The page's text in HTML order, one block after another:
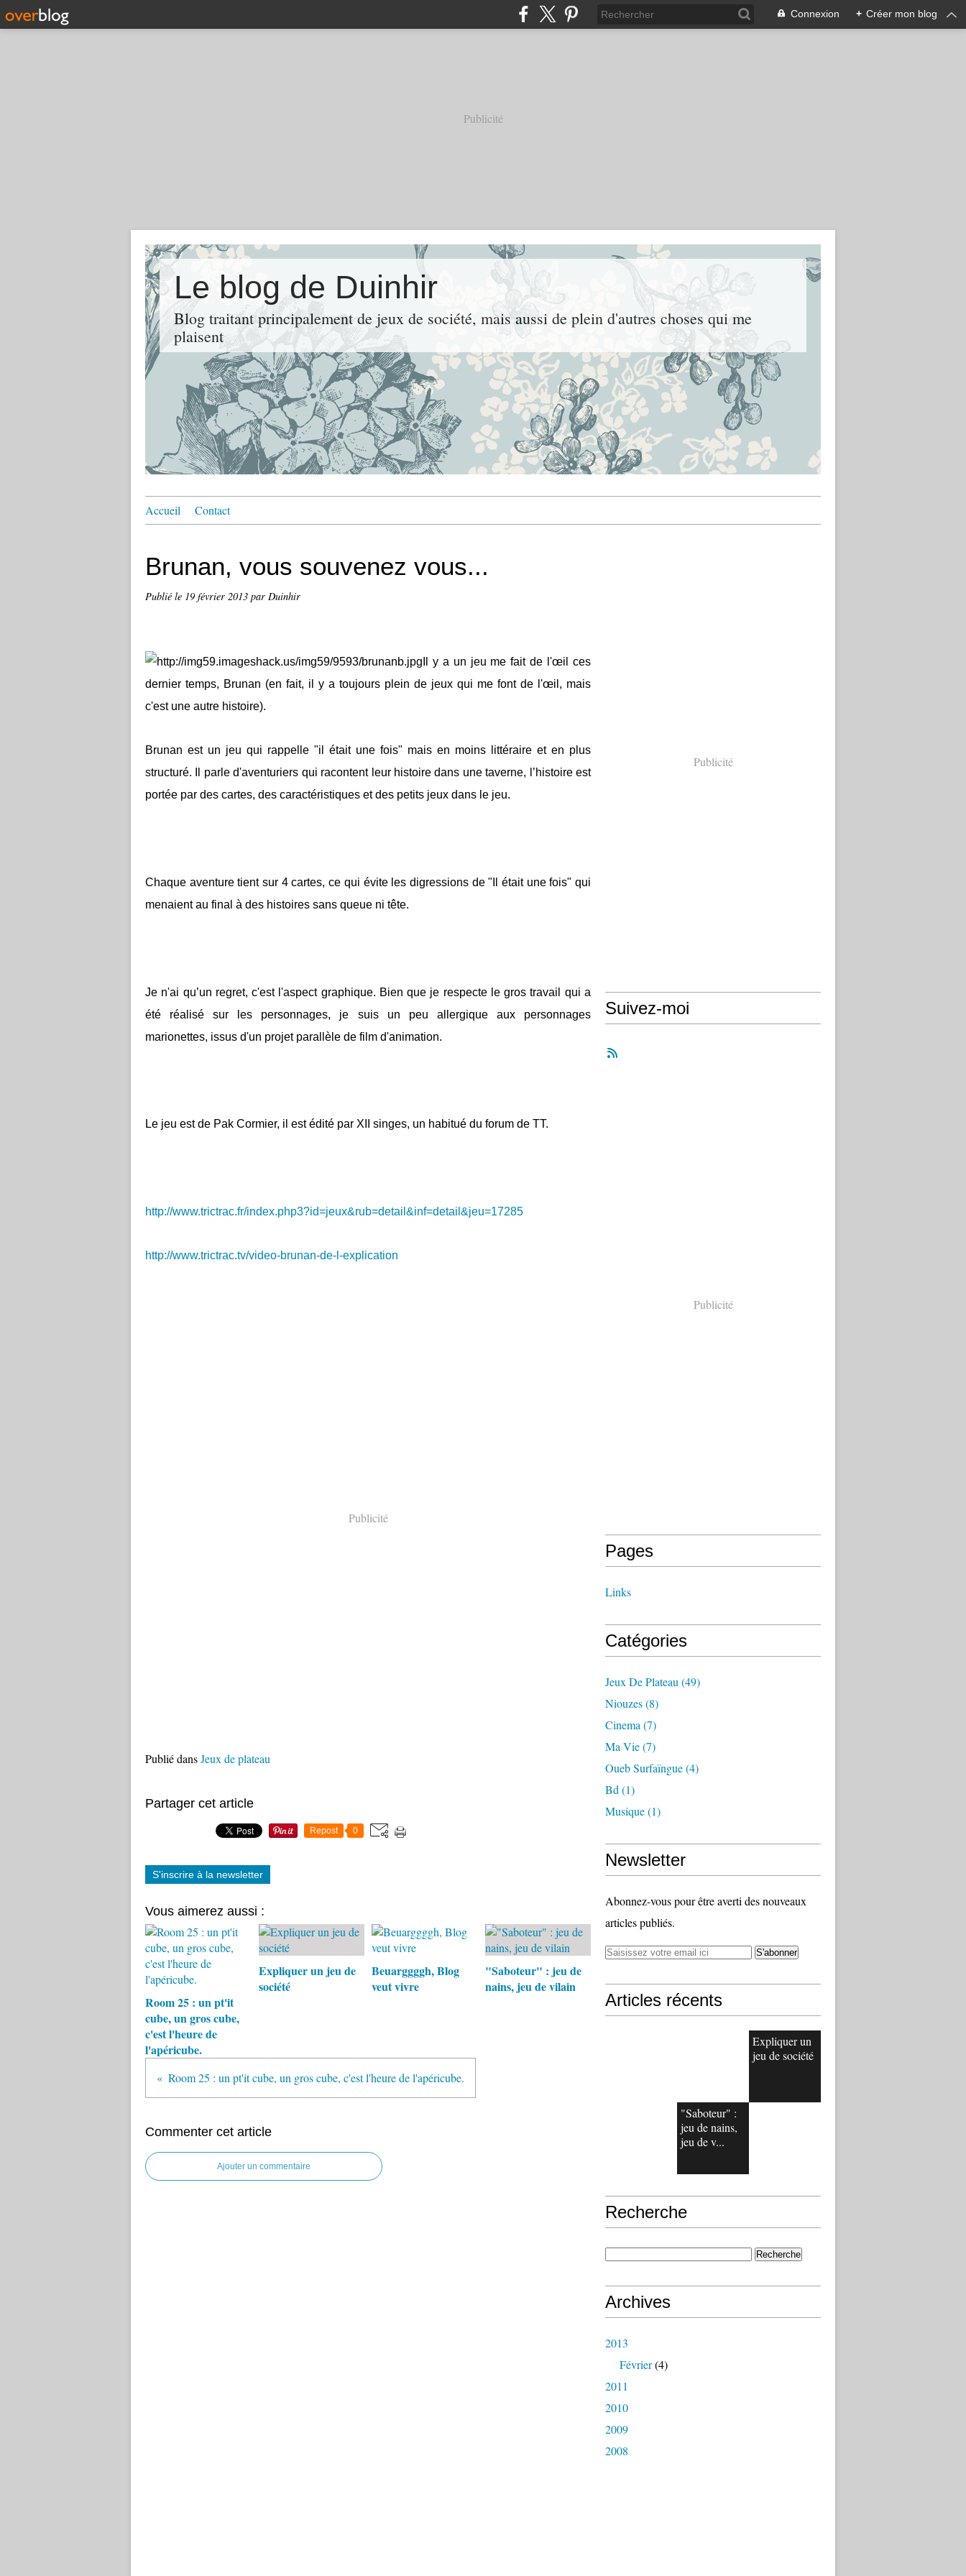
Connexion + Créer mon blog
Publicité
Le blog de Duinhir
Blog traitant principalement de jeux de société, mais aussi de plein d'autres choses qui me
plaisent
Accueil Contact
Brunan, vous souvenez vous...
Publié le 19 février 2013 par Duinhir
Il y a un jeu me fait de l'œil ces
dernier temps, Brunan (en fait, il y a toujours plein de jeux qui me font de l'œil, mais
c'est une autre histoire).
Brunan est un jeu qui rappelle "il était une fois" mais en moins littéraire et en plus
structuré. Il parle d'aventuriers qui racontent leur histoire dans une taverne, l’histoire est
portée par des cartes, des caractéristiques et des petits jeux dans le jeu.
Chaque aventure tient sur 4 cartes, ce qui évite les digressions de "Il était une fois" qui
menaient au final à des histoires sans queue ni tête.
Je n'ai qu’un regret, c'est l'aspect graphique. Bien que je respecte le gros travail qui a
été réalisé sur les personnages, je suis un peu allergique aux personnages
marionettes, issus d'un projet parallèle de film d'animation.
Le jeu est de Pak Cormier, il est édité par XII singes, un habitué du forum de TT.
http://www.trictrac.fr/index.php3?id=jeux&rub=detail&inf=detail&jeu=17285
http://www.trictrac.tv/video-brunan-de-l-explication
Publicité
Publié dansJeux de plateau
Partager cet article
Repost 0
S'inscrire à la newsletter
Vous aimerez aussi :
Room 25 : un pt'it
cube, un gros cube,
c'est l'heure de
l'apéricube.
Expliquer un jeu de
société
Beuarggggh, Blog
veut vivre
"Saboteur" : jeu de
nains, jeu de vilain
Room 25 : un pt'it cube, un gros cube, c'est l'heure de l'apéricube.
Commenter cet article
Ajouter un commentaire
Publicité
Suivez-moi
Publicité
Pages
Links
Catégories
Jeux De Plateau (49)
Niouzes(8)
Cinema (7)
Ma Vie(7)
Oueb Surfaïngue(4)
Bd (1)
Musique(1)
Newsletter
Abonnez-vous pour être averti des nouveaux
articles publiés.
Articles récents
Expliquer un
jeu de société
"Saboteur" :
jeu de nains,
jeu de v...
Recherche
Archives
2013
Février(4)
2011
2010
2009
2008